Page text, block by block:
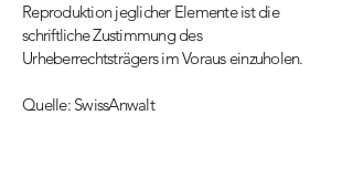
Reproduktion jeglicher Elemente ist die
schriftliche Zustimmung des
Urheberrechtsträgers im Voraus einzuholen.
Quelle: SwissAnwalt